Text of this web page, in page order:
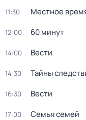
11:30 Местное
12:00 60 минут
14:00 Вести
14:30 Тайны
16:30 Вести
17:00 Семья семей